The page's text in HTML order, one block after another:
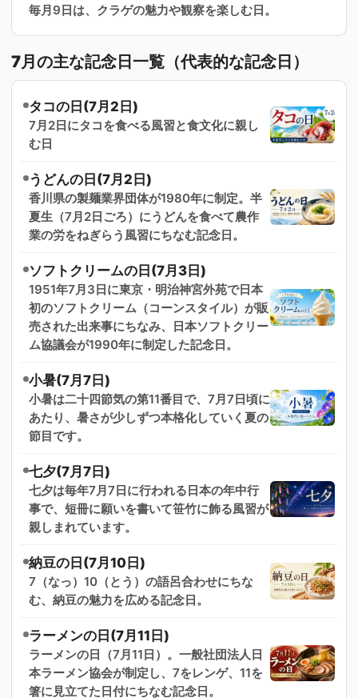
毎月9日は、クラゲの魅力や観察を楽しむ日。
7月の主な記念日一覧（代表的な記念日）
タコの日(7月2日)
7月2日にタコを食べる風習と食文化に親し
む日
うどんの日(7月2日)
香川県の製麺業界団体が1980年に制定。半
夏生（7月2日ごろ）にうどんを食べて農作
業の労をねぎらう風習にちなむ記念日。
ソフトクリームの日(7月3日)
1951年7月3日に東京・明治神宮外苑で日本
初のソフトクリーム（コーンスタイル）が販
売された出来事にちなみ、日本ソフトクリー
ム協議会が1990年に制定した記念日。
小暑(7月7日)
小暑は二十四節気の第11番目で、7月7日頃に
あたり、暑さが少しずつ本格化していく夏の
節目です。
七夕(7月7日)
七夕は毎年7月7日に行われる日本の年中行
事で、短冊に願いを書いて笹竹に飾る風習が
親しまれています。
納豆の日(7月10日)
7（なっ）10（とう）の語呂合わせにちな
む、納豆の魅力を広める記念日。
ラーメンの日(7月11日)
ラーメンの日（7月11日）。一般社団法人日
本ラーメン協会が制定し、7をレンゲ、11を
箸に見立てた日付にちなむ記念日。